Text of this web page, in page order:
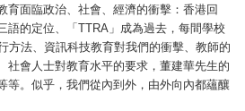
育面臨政治、社會、經濟的衝擊：香港回
語的定位、「TTRA」成為過去，每間學校
方法、資訊科技教育對我們的衝擊、教師的
社會人士對教育水平的要求，董建華先生的
等。似乎，我們從內到外，由外向內都蘊釀